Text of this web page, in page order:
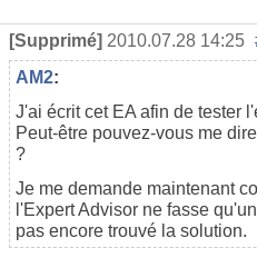
[Supprimé] 2010.07.28 14:25
AM2:
J'ai écrit cet EA afin de tester
Peut-être pouvez-vous me
?
Je me demande maintenant
l'Expert Advisor ne fasse
pas encore trouvé la solution.